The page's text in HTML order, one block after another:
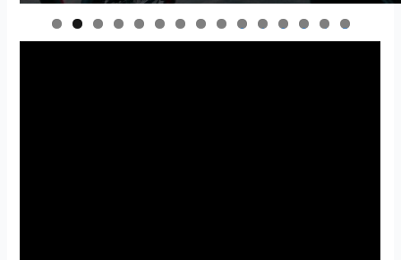
0 1 2 3 4 5